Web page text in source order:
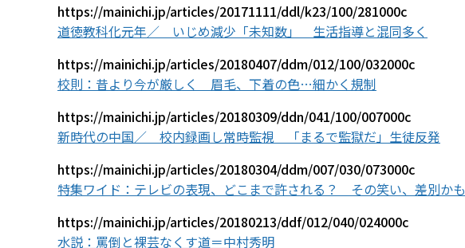
https://mainichi.jp/articles/20171111/ddl/k23/100/281000c
道徳教科化元年／ いじめ減少「未知数」 生活指導と混同多く
https://mainichi.jp/articles/20180407/ddm/012/100/032000c
校則：昔より今が厳しく 眉毛、下着の色…細かく規制
https://mainichi.jp/articles/20180309/ddn/041/100/007000c
新時代の中国／ 校内録画し常時監視 「まるで監獄だ」生徒反発
https://mainichi.jp/articles/20180304/ddm/007/030/073000c
特集ワイド：テレビの表現、どこまで許される？ その笑い、差別かも
https://mainichi.jp/articles/20180213/ddf/012/040/024000c
水説：罵倒と裸芸なくす道＝中村秀明